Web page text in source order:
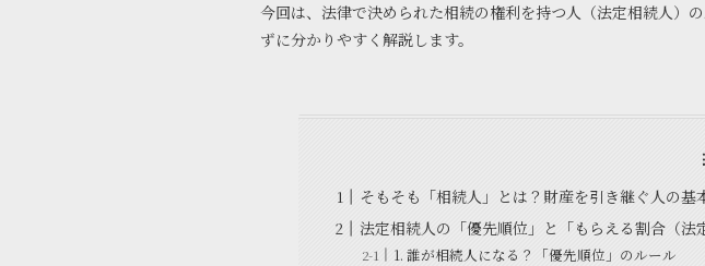
今回は、法律で決められた相続の権利を持つ人（法定相続人）
ずに分かりやすく解説します。
そもそも「相続人」とは？財産を引き継ぐ人の基
法定相続人の「優先順位」と「もらえる割合（法
1. 誰が相続人になる？「優先順位」のルール